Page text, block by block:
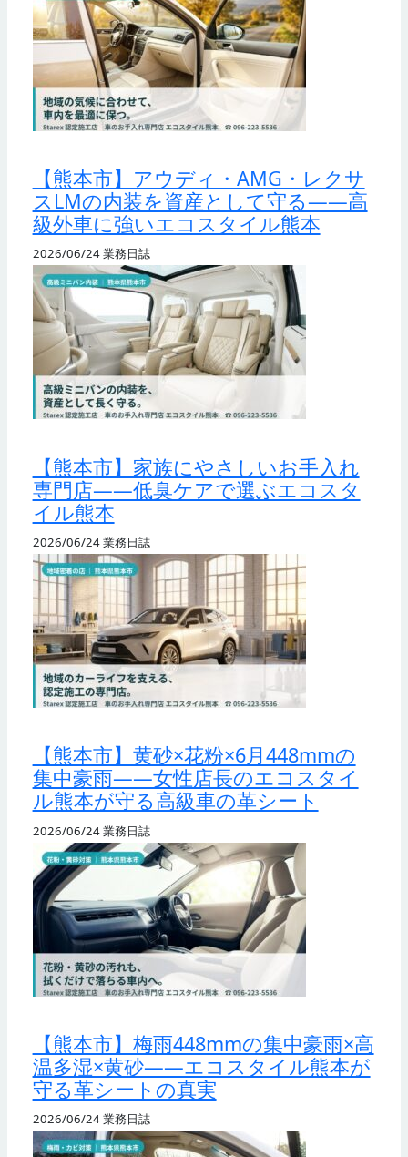
【熊本市】アウディ・AMG・レクサ
スLMの内装を資産として守る——高
級外車に強いエコスタイル熊本
2026/06/24業務日誌
【熊本市】家族にやさしいお手入れ
専門店——低臭ケアで選ぶエコスタ
イル熊本
2026/06/24業務日誌
【熊本市】黄砂×花粉×6月448mmの
集中豪雨——女性店長のエコスタイ
ル熊本が守る高級車の革シート
2026/06/24業務日誌
【熊本市】梅雨448mmの集中豪雨×高
温多湿×黄砂——エコスタイル熊本が
守る革シートの真実
2026/06/24業務日誌